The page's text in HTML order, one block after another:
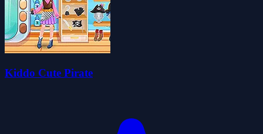
Kiddo Cute Pirate